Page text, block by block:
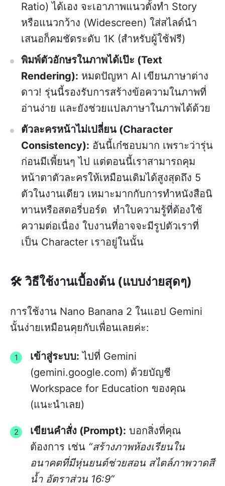
Ratio) ได้เอง จะเอาภาพแนวตั้งทำ Story
หรือแนวกว้าง (Widescreen) ใส่สไลด์นำ
เสนอก็คมชัดระดับ 1K (สำหรับผู้ใช้ฟรี)
พิมพ์ตัวอักษรในภาพได้เป๊ะ (Text
Rendering): หมดปัญหา AI เขียนภาษาต่าง
ดาว! รุ่นนี้รองรับการสร้างข้อความในภาพที่
อ่านง่าย และยังช่วยแปลภาษาในภาพได้ด้วย
ตัวละครหน้าไม่เปลี่ยน (Character
Consistency): อันนี้เก๋ชอบมาก เพราะว่ารุ่น
ก่อนมีเพี้ยนๆ ไป แต่ตอนนี้เราสามารถคุม
หน้าตาตัวละครให้เหมือนเดิมได้สูงสุดถึง 5
ตัวในงานเดียว เหมาะมากกับการทำหนังสือนิ
ทานหรือสตอรี่บอร์ด ทำใบความรู้ที่ต้องใช้
ความต่อเนื่อง ใบงานที่อาจจะมีรูปตัวเราที่
เป็น Character เราอยู่ในนั้น
🛠️ วิธีใช้งานเบื้องต้น (แบบง่ายสุดๆ)
การใช้งาน Nano Banana 2 ในแอป Gemini
นั้นง่ายเหมือนคุยกับเพื่อนเลยค่ะ:
เข้าสู่ระบบ: ไปที่ Gemini
(gemini.google.com) ด้วยบัญชี
Workspace for Education ของคุณ
(แนะนำเลย)
เขียนคำสั่ง (Prompt): บอกสิ่งที่คุณ
ต้องการ เช่น “สร้างภาพห้องเรียนใน
อนาคตที่มีหุ่นยนต์ช่วยสอน สไตล์ภาพวาดสี
น้ำ อัตราส่วน 16:9”